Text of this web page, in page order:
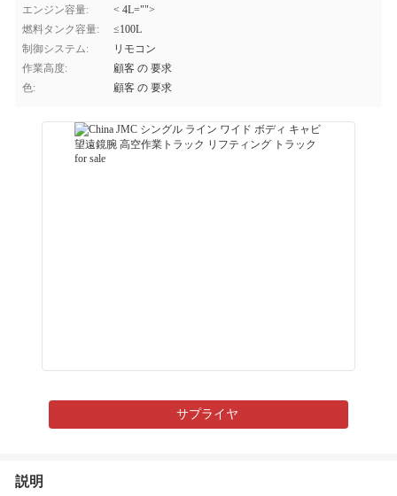
エンジン容量:
< 4L="">
燃料タンク容量:
≤100L
制御システム:
リモコン
作業高度:
顧客 の 要求
色:
顧客 の 要求
サプライヤ
説明